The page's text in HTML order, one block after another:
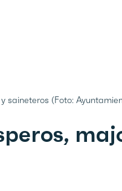
saineteros (Foto: